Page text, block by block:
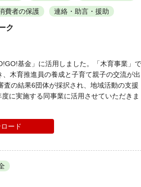
費者の保護 連絡・助言・援助
ク
基金」に活用しました。「木育事業」で
木育推進員の養成と子育て親子の交流が出
の結果6団体が採択され、地域活動の支援
に実施する同事業に活用させていただきま
ード